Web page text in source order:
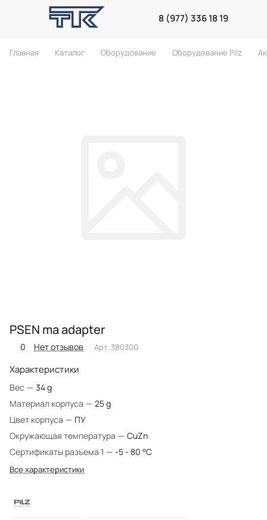
8 (977) 336 18 19
Главная Каталог Оборудование Оборудование Pilz
PSEN ma adapter
0 Нет отзывов Арт. 380300
Характеристики
Вес — 34 g
Материал корпуса — 25 g
Цвет корпуса — ПУ
Окружающая температура — CuZn
Сертификаты разъема 1 — -5 - 80 °C
Все характеристики